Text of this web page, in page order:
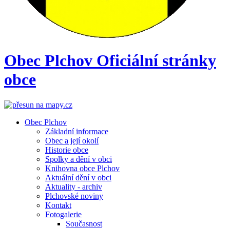
Obec Plchov Oficiální stránky
obce
Obec Plchov
Základní informace
Obec a její okolí
Historie obce
Spolky a dění v obci
Knihovna obce Plchov
Aktuální dění v obci
Aktuality - archiv
Plchovské noviny
Kontakt
Fotogalerie
Současnost